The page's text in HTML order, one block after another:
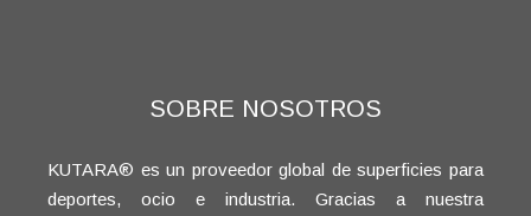
SOBRE NOSOTROS
KUTARA® es un proveedor global de superficies para
deportes, ocio e industria. Gracias a nuestra